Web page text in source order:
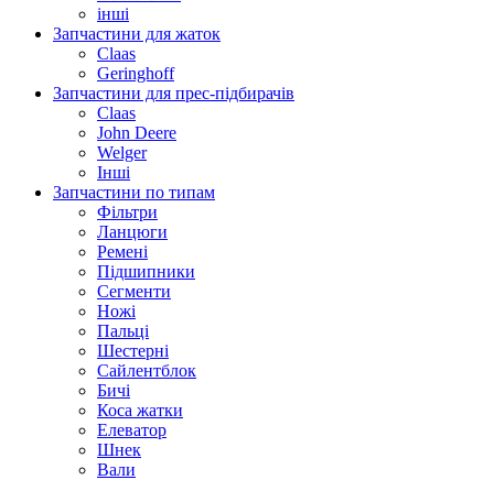
інші
Запчастини для жаток
Claas
Geringhoff
Запчастини для прес-підбирачів
Claas
John Deere
Welger
Інші
Запчастини по типам
Фільтри
Ланцюги
Ремені
Підшипники
Сегменти
Ножі
Пальці
Шестерні
Сайлентблок
Бичі
Коса жатки
Елеватор
Шнек
Вали